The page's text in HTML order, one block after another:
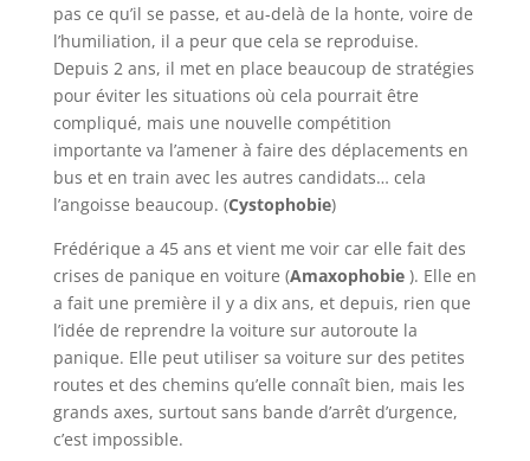
pas ce qu’il se passe, et au-delà de la honte, voire de
l’humiliation, il a peur que cela se reproduise.
Depuis 2 ans, il met en place beaucoup de stratégies
pour éviter les situations où cela pourrait être
compliqué, mais une nouvelle compétition
importante va l’amener à faire des déplacements en
bus et en train avec les autres candidats… cela
l’angoisse beaucoup. (Cystophobie)
Frédérique a 45 ans et vient me voir car elle fait des
crises de panique en voiture (Amaxophobie). Elle en
a fait une première il y a dix ans, et depuis, rien que
l’idée de reprendre la voiture sur autoroute la
panique. Elle peut utiliser sa voiture sur des petites
routes et des chemins qu’elle connaît bien, mais les
grands axes, surtout sans bande d’arrêt d’urgence,
c’est impossible.